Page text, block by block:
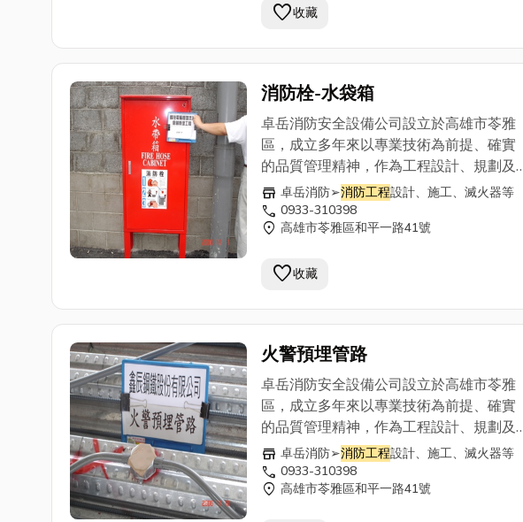
老闆從事的是消防系統/空調系統/配管工
楠梓加工區的廠房做消防工程。如果有以
邊有邱老闆的聯繫方式，提供給各位朋友
參考。)
favorite收藏
消防栓-水袋箱
卓岳消防安全設備公司設立於高雄市苓雅
區，成立多年來以專業技術為前提、確實
的品質管理精神，作為工程設計、規劃及
施工之後盾；主要業務以各式滅火器、照
明燈、防身器材、消防器材的批發零售，
大樓、工廠之消防工程,消防安全設備檢修
課程，各類消防法令諮詢，建築物公共安
下： (1).廠房新設消防工程(2).各類場所使
圖、施工、會勘驗收 (3).各類場所消防檢修
申報、改善工程 (4).各項消防器材批發、零
售
store 卓岳消防➢消防工程設計、施工、滅火器等
call 0933-310398
location_on 高雄市苓雅區和平一路41號
favorite收藏
火警預埋管路
卓岳消防安全設備公司設立於高雄市苓雅
區，成立多年來以專業技術為前提、確實
的品質管理精神，作為工程設計、規劃及
施工之後盾；主要業務以各式滅火器、照
明燈、防身器材、消防器材的批發零售，
大樓、工廠之消防工程,消防安全設備檢修
store 卓岳消防➢消防工程設計、施工、滅火器等
call 0933-310398
location_on 高雄市苓雅區和平一路41號